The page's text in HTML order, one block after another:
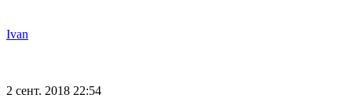
Ivan
2 сент. 2018 22:54